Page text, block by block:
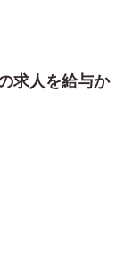
求人を給与か